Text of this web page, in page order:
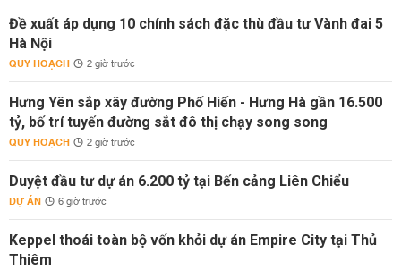
Đề xuất áp dụng 10 chính sách đặc thù đầu tư Vành đai 5
Hà Nội
QUY HOẠCH 2 giờ trước
Hưng Yên sắp xây đường Phố Hiến - Hưng Hà gần 16.500
tỷ, bố trí tuyến đường sắt đô thị chạy song song
QUY HOẠCH 2 giờ trước
Duyệt đầu tư dự án 6.200 tỷ tại Bến cảng Liên Chiểu
DỰ ÁN 6 giờ trước
Keppel thoái toàn bộ vốn khỏi dự án Empire City tại Thủ
Thiêm